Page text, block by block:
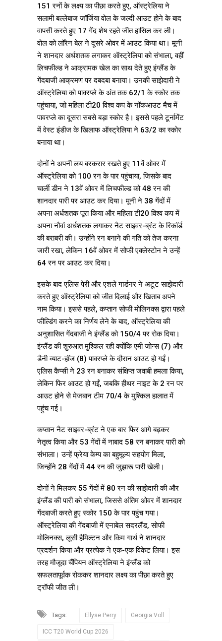
151 रनों के लक्ष्य का पीछा करते हुए, ऑस्ट्रेलिया ने
सलामी बल्लेबाज जॉर्जिया वोल के जल्दी आउट होने के बाद
वापसी करते हुए 17 गेंद शेष रहते जीत हासिल कर ली।
वोल को लॉरेन बेल ने दूसरे ओवर में आउट किया था। मूनी
ने शानदार अर्धशतक लगाकर ऑस्ट्रेलिया को संभाला, वहीं
लिचफील्ड ने आक्रामक खेल का साथ देते हुए इंग्लैंड के
गेंदबाजी आक्रमण पर दबदबा बनाया। उनकी साझेदारी ने
ऑस्ट्रेलिया को पावरप्ले के अंत तक 62/1 के स्कोर तक
पहुंचाया, जो महिला टी20 विश्व कप के नॉकआउट मैच में
पावरप्ले का दूसरा सबसे बड़ा स्कोर है। इससे पहले टूर्नामेंट
में वेस्ट इंडीज के खिलाफ ऑस्ट्रेलिया ने 63/2 का स्कोर
बनाया था।
दोनों ने अपनी लय बरकरार रखते हुए 11वें ओवर में
ऑस्ट्रेलिया को 100 रन के पार पहुंचाया, जिसके बाद
चार्ली डीन ने 13वें ओवर में लिचफील्ड को 48 रन की
शानदार पारी पर आउट कर दिया। मूनी ने 38 गेंदों में
अपना अर्धशतक पूरा किया और महिला टी20 विश्व कप में
अपना नौवां अर्धशतक लगाकर नैट साइवर-ब्रंट के रिकॉर्ड
की बराबरी की। उन्होंने रन बनाने की गति को तेज करना
जारी रखा, लेकिन 16वें ओवर में सोफी एक्लेस्टोन ने उन्हें
64 रन पर आउट कर दिया।
इसके बाद एलिस पेरी और एशले गार्डनर ने अटूट साझेदारी
करते हुए ऑस्ट्रेलिया को जीत दिलाई और खिताब अपने
नाम किया। इससे पहले, कप्तान सोफी मोलिनक्स द्वारा पहले
फील्डिंग करने का निर्णय लेने के बाद, ऑस्ट्रेलिया की
अनुशासित गेंदबाजी ने इंग्लैंड को 150/4 पर रोक दिया।
इंग्लैंड की शुरुआत मुश्किल रही क्योंकि एमी जोन्स (7) और
डैनी व्याट-हॉज (8) पावरप्ले के दौरान आउट हो गईं।
एलिस कैप्सी ने 23 रन बनाकर संक्षिप्त जवाबी हमला किया,
लेकिन फिर आउट हो गईं, जबकि हीथर नाइट के 2 रन पर
आउट होने से मेजबान टीम 70/4 के मुश्किल हालात में
पहुंच गई।
कप्तान नैट साइवर-ब्रंट ने एक बार फिर आगे बढ़कर
नेतृत्व किया और 53 गेंदों में नाबाद 58 रन बनाकर पारी को
संभाला। उन्हें फ्रेया केम्प का बहुमूल्य सहयोग मिला,
जिन्होंने 28 गेंदों में 44 रन की जुझारू पारी खेली।
दोनों ने मिलकर 55 गेंदों में 80 रन की साझेदारी की और
इंग्लैंड की पारी को संभाला, जिससे अंतिम ओवर में शानदार
गेंदबाजी करते हुए स्कोर 150 के पार पहुंच गया।
ऑस्ट्रेलिया की गेंदबाजी में एनाबेल सदरलैंड, सोफी
मोलिनक्स, लूसी हैमिल्टन और किम गार्थ ने शानदार
प्रदर्शन किया और प्रत्येक ने एक-एक विकेट लिया। इस
तरह मौजूदा चैंपियन ऑस्ट्रेलिया ने इंग्लैंड को
सफलतापूर्वक रोककर शानदार लक्ष्य का पीछा करते हुए
ट्रॉफी जीत ली।
Tags: Ellyse Perry Georgia Voll
ICC T20 World Cup 2026